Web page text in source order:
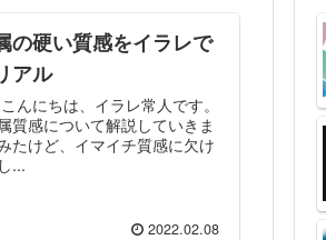
の硬い質感をイラレで
アル
んにちは、イラレ常人です。
質感について解説していきま
たけど、イマイチ質感に欠け
...
2022.02.08